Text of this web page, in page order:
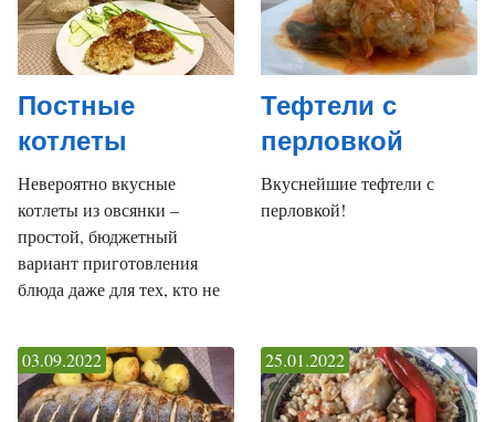
Постные
котлеты
Невероятно вкусные
котлеты из овсянки –
простой, бюджетный
вариант приготовления
блюда даже для тех, кто не
Тефтели с
перловкой
Вкуснейшие тефтели с
перловкой!
03.09.2022 25.01.2022